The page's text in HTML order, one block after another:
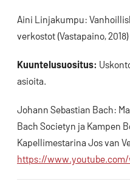
Aini Linjakumpu:
verkostot (Vastapaino, 2018)
Kuuntelusuositus:
asioita.
Johann Sebastian Bach:
Bach Societyn ja Kampen
Kapellimestarina Jos van
https://www.youtube.com/